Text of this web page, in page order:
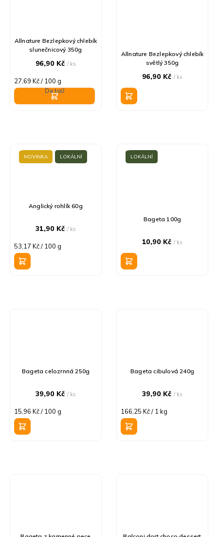
Allnature Bezlepkový chlebík
slunečnicový 350g
96,90 Kč/ ks
Měrná
cena:
27,69 Kč / 100 g
Detail
Allnature Bezlepkový chlebík
světlý 350g
96,90 Kč/ ks
NOVINKA LOKÁLNÍ
Anglický rohlík 60g
31,90 Kč/ ks
Měrná
cena:
53,17 Kč / 100 g
LOKÁLNÍ
Bageta 100g
10,90 Kč/ ks
Bageta celozrnná 250g
39,90 Kč/ ks
Měrná
cena:
15,96 Kč / 100 g
Bageta cibulová 240g
39,90 Kč/ ks
Měrná
cena:
166,25 Kč / 1 kg